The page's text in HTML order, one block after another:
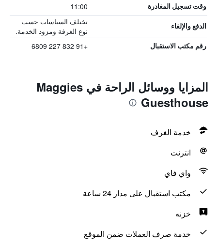
وقت تسجيل المغادرة 11:00
الدفع والإلغاء
تختلف السياسات حسب
نوع الغرفة ومزود الخدمة.
رقم مكتب الاستقبال +91 832 227 6809
المزايا ووسائل الراحة في Maggies
Guesthouse
خدمة الغرف
انترنت
واي فاي
مكتب استقبال على مدار 24 ساعة
خزنه
خدمة صرف العملات ضمن الموقع